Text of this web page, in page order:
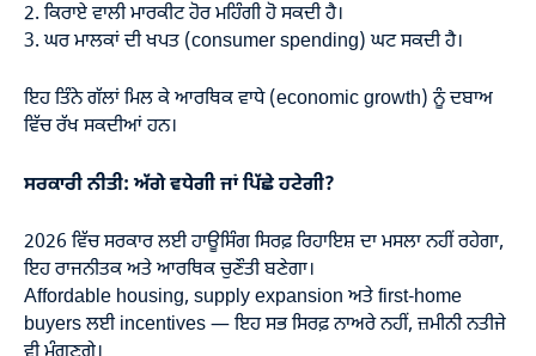
2. ਕਿਰਾਏ ਵਾਲੀ ਮਾਰਕੀਟ ਹੋਰ ਮਹਿੰਗੀ ਹੋ ਸਕਦੀ ਹੈ।
3. ਘਰ ਮਾਲਕਾਂ ਦੀ ਖਪਤ (consumer spending) ਘਟ ਸਕਦੀ ਹੈ।
ਇਹ ਤਿੰਨੇ ਗੱਲਾਂ ਮਿਲ ਕੇ ਆਰਥਿਕ ਵਾਧੇ (economic growth) ਨੂੰ ਦਬਾਅ
ਵਿੱਚ ਰੱਖ ਸਕਦੀਆਂ ਹਨ।
ਸਰਕਾਰੀ ਨੀਤੀ: ਅੱਗੇ ਵਧੇਗੀ ਜਾਂ ਪਿੱਛੇ ਹਟੇਗੀ?
2026 ਵਿੱਚ ਸਰਕਾਰ ਲਈ ਹਾਊਸਿੰਗ ਸਿਰਫ਼ ਰਿਹਾਇਸ਼ ਦਾ ਮਸਲਾ ਨਹੀਂ ਰਹੇਗਾ,
ਇਹ ਰਾਜਨੀਤਕ ਅਤੇ ਆਰਥਿਕ ਚੁਣੌਤੀ ਬਣੇਗਾ।
Affordable housing, supply expansion ਅਤੇ first-home
buyers ਲਈ incentives — ਇਹ ਸਭ ਸਿਰਫ਼ ਨਾਅਰੇ ਨਹੀਂ, ਜ਼ਮੀਨੀ ਨਤੀਜੇ